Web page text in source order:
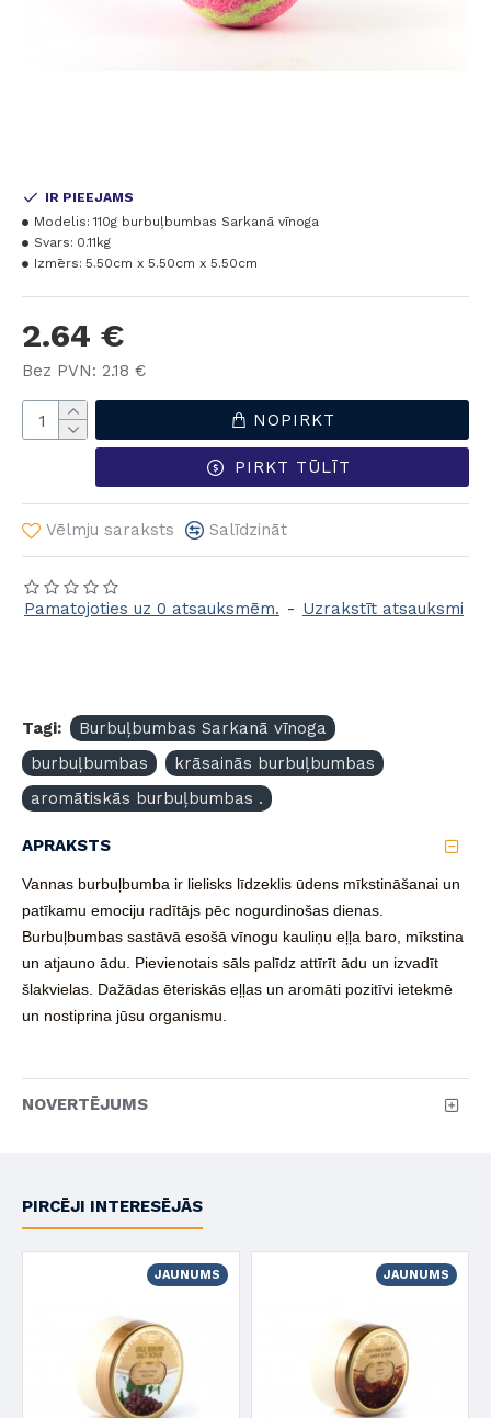
Pamatojoties uz 0 atsauksmēm. - Uzrakstīt atsauksmi
2.64 €
Bez PVN: 2.18 €
IR PIEEJAMS
Modelis: 110g burbuļbumbas Sarkanā vīnoga
Svars: 0.11kg
Izmērs: 5.50cm x 5.50cm x 5.50cm
NOPIRKT
PIRKT TŪLĪT
Vēlmju saraksts Salīdzināt
Tagi:
Burbuļbumbas Sarkanā vīnoga
burbuļbumbas
krāsainās burbuļbumbas
aromātiskās burbuļbumbas .
APRAKSTS
Vannas burbuļbumba ir lielisks līdzeklis ūdens mīkstināšanai un
patīkamu emociju radītājs pēc nogurdinošas dienas.
Burbuļbumbas sastāvā esošā vīnogu kauliņu eļļa baro, mīkstina
un atjauno ādu. Pievienotais sāls palīdz attīrīt ādu un izvadīt
šlakvielas. Dažādas ēteriskās eļļas un aromāti pozitīvi ietekmē
un nostiprina jūsu organismu.
NOVERTĒJUMS
PIRCĒJI INTERESĒJĀS
JAUNUMS JAUNUMS